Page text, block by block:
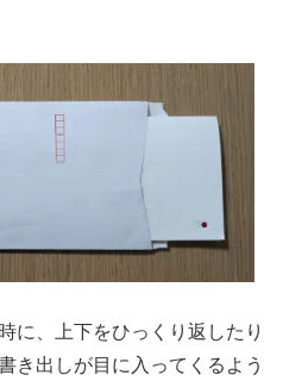
に、上下をひっくり返したり
き出しが目に入ってくるよう